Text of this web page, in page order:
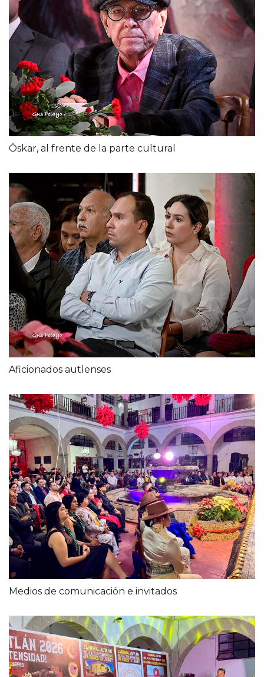
Óskar, al frente de la parte cultural
Aficionados autlenses
Medios de comunicación e invitados